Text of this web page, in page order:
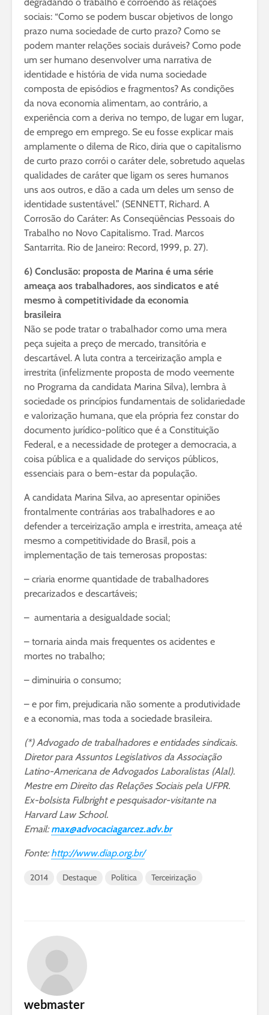
sociais: “Como se podem buscar objetivos de longo
prazo numa sociedade de curto prazo? Como se
podem manter relações sociais duráveis? Como pode
um ser humano desenvolver uma narrativa de
identidade e história de vida numa sociedade
composta de episódios e fragmentos? As condições
da nova economia alimentam, ao contrário, a
experiência com a deriva no tempo, de lugar em lugar,
de emprego em emprego. Se eu fosse explicar mais
amplamente o dilema de Rico, diria que o capitalismo
de curto prazo corrói o caráter dele, sobretudo aquelas
qualidades de caráter que ligam os seres humanos
uns aos outros, e dão a cada um deles um senso de
identidade sustentável.” (SENNETT, Richard. A
Corrosão do Caráter: As Conseqüências Pessoais do
Trabalho no Novo Capitalismo. Trad. Marcos
Santarrita. Rio de Janeiro: Record, 1999, p. 27).
6) Conclusão: proposta de Marina é uma série
ameaça aos trabalhadores, aos sindicatos e até
mesmo à competitividade da economia
brasileira
Não se pode tratar o trabalhador como uma mera
peça sujeita a preço de mercado, transitória e
descartável. A luta contra a terceirização ampla e
irrestrita (infelizmente proposta de modo veemente
no Programa da candidata Marina Silva), lembra à
sociedade os princípios fundamentais de solidariedade
e valorização humana, que ela própria fez constar do
documento jurídico-político que é a Constituição
Federal, e a necessidade de proteger a democracia, a
coisa pública e a qualidade do serviços públicos,
essenciais para o bem-estar da população.
A candidata Marina Silva, ao apresentar opiniões
frontalmente contrárias aos trabalhadores e ao
defender a terceirização ampla e irrestrita, ameaça até
mesmo a competitividade do Brasil, pois a
implementação de tais temerosas propostas:
– criaria enorme quantidade de trabalhadores
precarizados e descartáveis;
– aumentaria a desigualdade social;
– tornaria ainda mais frequentes os acidentes e
mortes no trabalho;
– diminuiria o consumo;
– e por fim, prejudicaria não somente a produtividade
e a economia, mas toda a sociedade brasileira.
(*) Advogado de trabalhadores e entidades sindicais.
Diretor para Assuntos Legislativos da Associação
Latino-Americana de Advogados Laboralistas (Alal).
Mestre em Direito das Relações Sociais pela UFPR.
Ex-bolsista Fulbright e pesquisador-visitante na
Harvard Law School.
Email:max@advocaciagarcez.adv.br
Fonte:http://www.diap.org.br/
2014 Destaque Política Terceirização
webmaster